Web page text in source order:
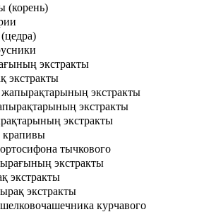
(корень)
экстракты
экстракты
жапырақтарының экстракты
экстракты
экстракты
крапивы
тычкового
экстракты
экстракты
экстракты
шелковочашечника курчавого